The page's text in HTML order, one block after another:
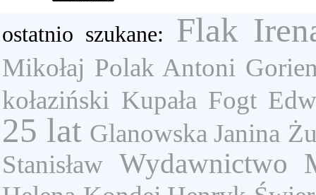
ostatnio szukane: Flak
Mikołaj Polak Antoni
kołaziński Kupała Fogt
25 lat Glanowska Janina
Stanisław Wydawnictwo